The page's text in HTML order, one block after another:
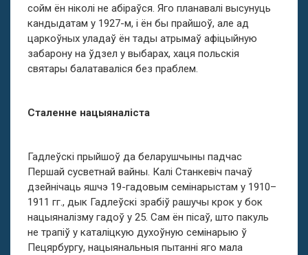
сойм ён ніколі не абіраўся. Яго планавалі высунуць
кандыдатам у 1927-м, і ён бы прайшоў, але ад
царкоўных уладаў ён тады атрымаў афіцыйную
забарону на ўдзел у выбарах, хаця польскія
святары балатаваліся без праблем.
Сталенне нацыяналіста
Гадлеўскі прыйшоў да беларушчыны падчас
Першай сусветнай вайны. Калі Станкевіч пачаў
дзейнічаць яшчэ 19-гадовым семінарыстам у 1910–
1911 гг., дык Гадлеўскі зрабіў рашучы крок у бок
нацыяналізму гадоў у 25. Сам ён пісаў, што пакуль
не трапіў у каталіцкую духоўную семінарыю ў
Пецярбургу, нацыянальныя пытанні яго мала